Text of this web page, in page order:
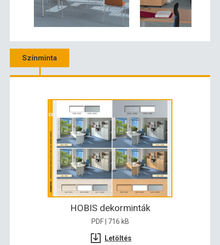
Színminta
HOBIS dekorminták
PDF | 716 kB
Letöltés